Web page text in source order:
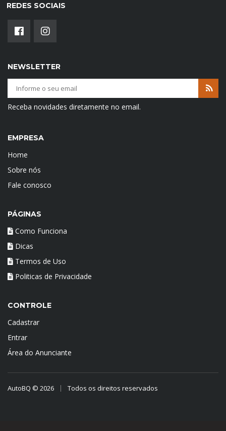
REDES SOCIAIS
NEWSLETTER
Receba novidades diretamente no email.
EMPRESA
Home
Sobre nós
Fale conosco
PÁGINAS
Como Funciona
Dicas
Termos de Uso
Politicas de Privacidade
CONTROLE
Cadastrar
Entrar
Área do Anunciante
AutoBQ © 2026 Todos os direitos reservados